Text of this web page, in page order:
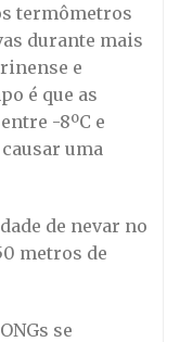
termômetros
durante mais
e
é que as
-8ºC e
uma
de nevar no
metros de
se